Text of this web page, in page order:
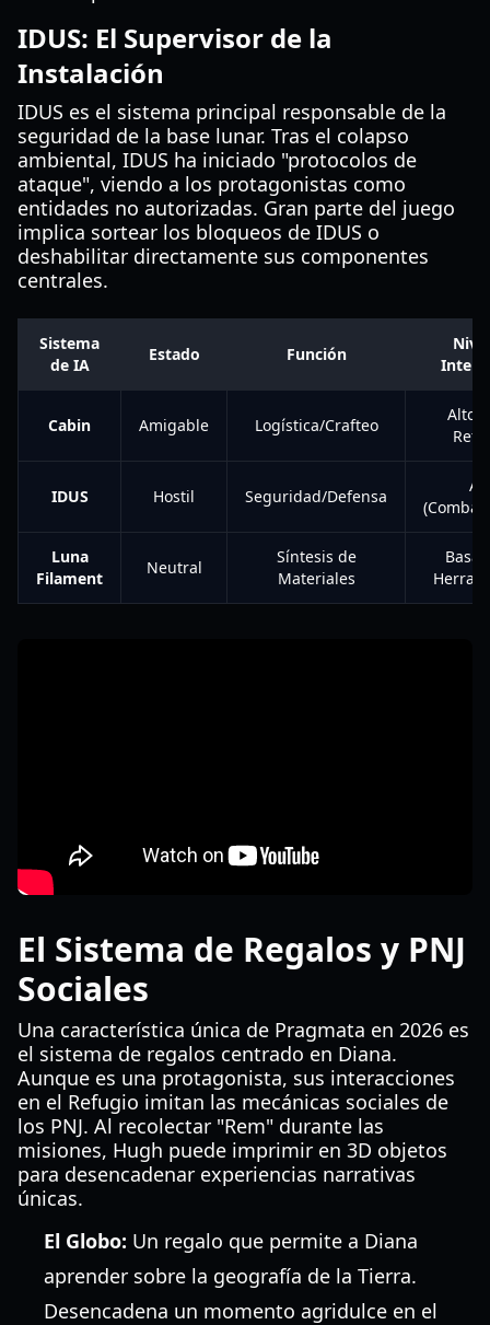
IDUS: El Supervisor de la
Instalación
IDUS es el sistema principal responsable de la
seguridad de la base lunar. Tras el colapso
ambiental, IDUS ha iniciado "protocolos de
ataque", viendo a los protagonistas como
entidades no autorizadas. Gran parte del juego
implica sortear los bloqueos de IDUS o
deshabilitar directamente sus componentes
centrales.
Sistema
de IA
Estado Función
Cabin Amigable Logística/Crafteo
Alto
IDUS Hostil Seguridad/Defensa
Luna
Filament
Neutral
Síntesis de
Materiales
El Sistema de Regalos y PNJ
Sociales
Una característica única de Pragmata en 2026 es
el sistema de regalos centrado en Diana.
Aunque es una protagonista, sus interacciones
en el Refugio imitan las mecánicas sociales de
los PNJ. Al recolectar "Rem" durante las
misiones, Hugh puede imprimir en 3D objetos
para desencadenar experiencias narrativas
únicas.
El Globo: Un regalo que permite a Diana
aprender sobre la geografía de la Tierra.
Desencadena un momento agridulce en el